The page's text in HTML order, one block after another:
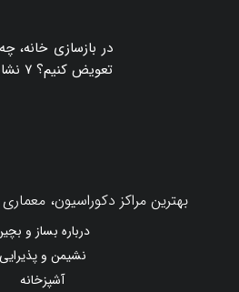
در بازسازی خانه، چه
تعویض کنیم؟ ۷ نشانه‌ای که نباید نادیده بگیرید
بهترین مراکز دکوراسیون،
درباره بساز و بچین
نشیمن و پذیرایی
آشپزخانه